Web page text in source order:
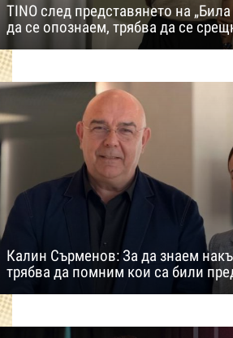
TINO след представянето на
да се опознаем, трябва да се
Калин Сърменов: За да знаем
трябва да помним кои са били